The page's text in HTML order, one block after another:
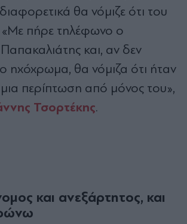
θα νόμιζε ότι του
«Με πήρε τηλέφωνο ο
και, αν δεν
ηχόχρωμα, θα νόμιζα ότι ήταν
μια περίπτωση από μόνος του»,
Τσορτέκης.
και ανεξάρτητος, και